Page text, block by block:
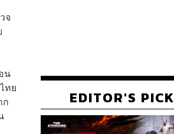
จ
น
ทย
ก
EDITOR'S PICK